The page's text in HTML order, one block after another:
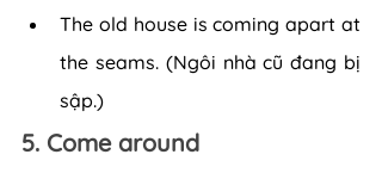
The old house is coming apart at
the seams. (Ngôi nhà cũ đang bị
sập.)
5. Come around